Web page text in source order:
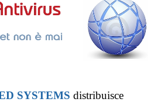
SYSTEMS distribuisce